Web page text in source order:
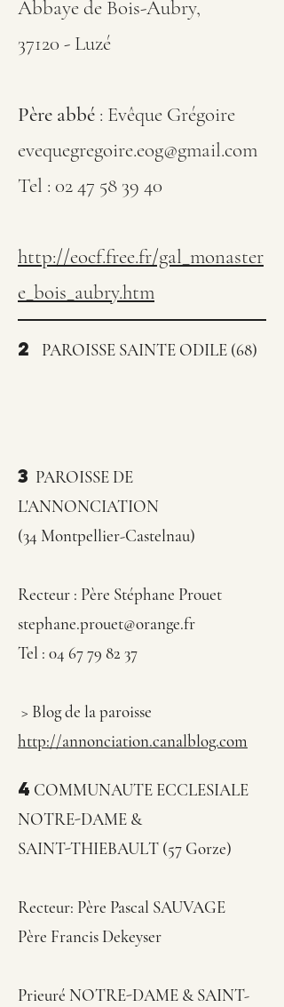
Abbaye de Bois-Aubry,
37120 - Luzé
Père abbé : Evêque Grégoire
evequegregoire.eog@gmail.com​
Tel : 02 47 58 39 40
http://eocf.free.fr/gal_monaster
e_bois_aubry.htm
2 PAROISSE SAINTE ODILE (68)
3 PAROISSE DE
L'ANNONCIATION
(34 Montpellier-Castelnau)
Recteur : Père Stéphane Prouet
stephane.prouet@orange.fr
Tel : 04 67 79 82 37
> Blog de la paroisse
http://annonciation.canalblog.com
4 COMMUNAUTE ECCLESIALE
NOTRE-DAME &
SAINT-THIEBAULT (57 Gorze)
Recteur: Père Pascal SAUVAGE
Père Francis Dekeyser
Prieuré NOTRE-DAME & SAINT-